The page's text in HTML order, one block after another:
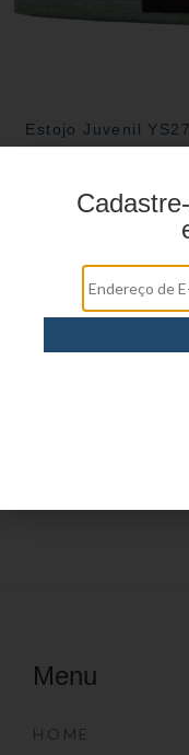
Estojo Juvenil
Estojo Juvenil
Menu
HOME